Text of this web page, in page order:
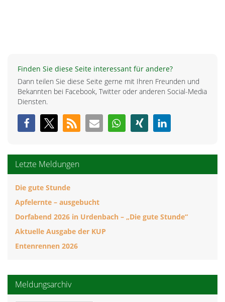
Finden Sie diese Seite interessant für andere?
Dann teilen Sie diese Seite gerne mit Ihren Freunden und
Bekannten bei Facebook, Twitter oder anderen Social-Media
Diensten.
Letzte Meldungen
Die gute Stunde
Apfelernte – ausgebucht
Dorfabend 2026 in Urdenbach – „Die gute Stunde“
Aktuelle Ausgabe der KUP
Entenrennen 2026
Meldungsarchiv